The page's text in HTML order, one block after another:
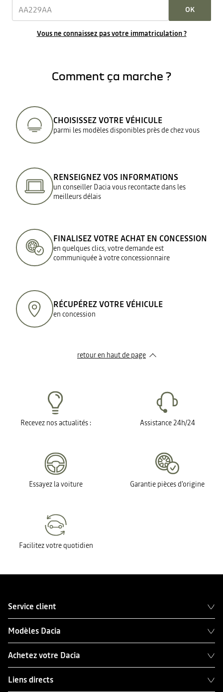
OK
Vous ne connaissez pas votre immatriculation ?
Comment ça marche ?
CHOISISSEZ VOTRE VÉHICULE
parmi les modèles disponibles près de chez vous
RENSEIGNEZ VOS INFORMATIONS
un conseiller Dacia vous recontacte dans les
meilleurs délais
FINALISEZ VOTRE ACHAT EN CONCESSION
en quelques clics, votre demande est
communiquée à votre concessionnaire
RÉCUPÉREZ VOTRE VÉHICULE
en concession
retour en haut de page​
Recevez nos actualités : Assistance 24h/24
Essayez la voiture Garantie pièces d'origine
Facilitez votre quotidien
Service client
Modèles Dacia
Achetez votre Dacia
Liens directs